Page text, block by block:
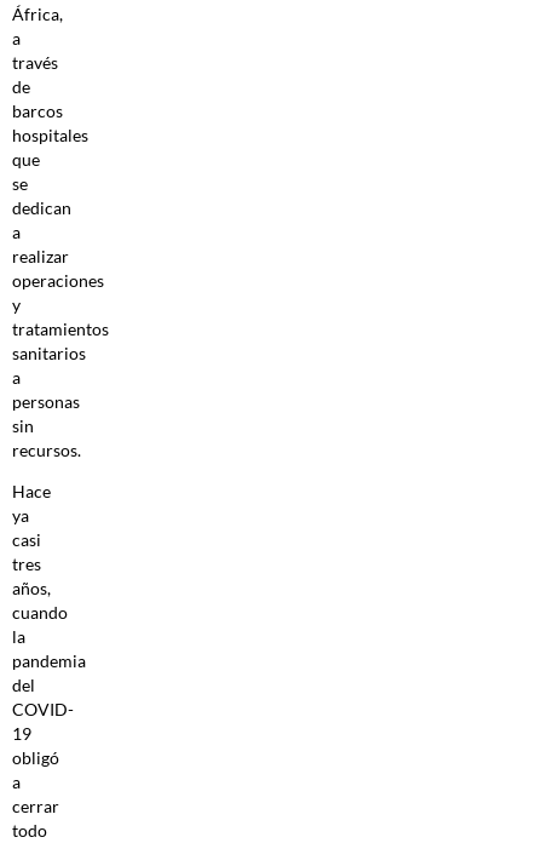
África,
a
través
de
barcos
hospitales
que
se
dedican
a
realizar
operaciones
y
tratamientos
sanitarios
a
personas
sin
recursos.
Hace
ya
casi
tres
años,
cuando
la
pandemia
del
COVID-
19
obligó
a
cerrar
todo